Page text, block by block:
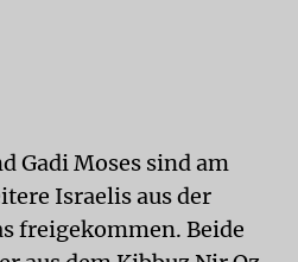
Gadi Moses sind am
Israelis aus der
freigekommen. Beide